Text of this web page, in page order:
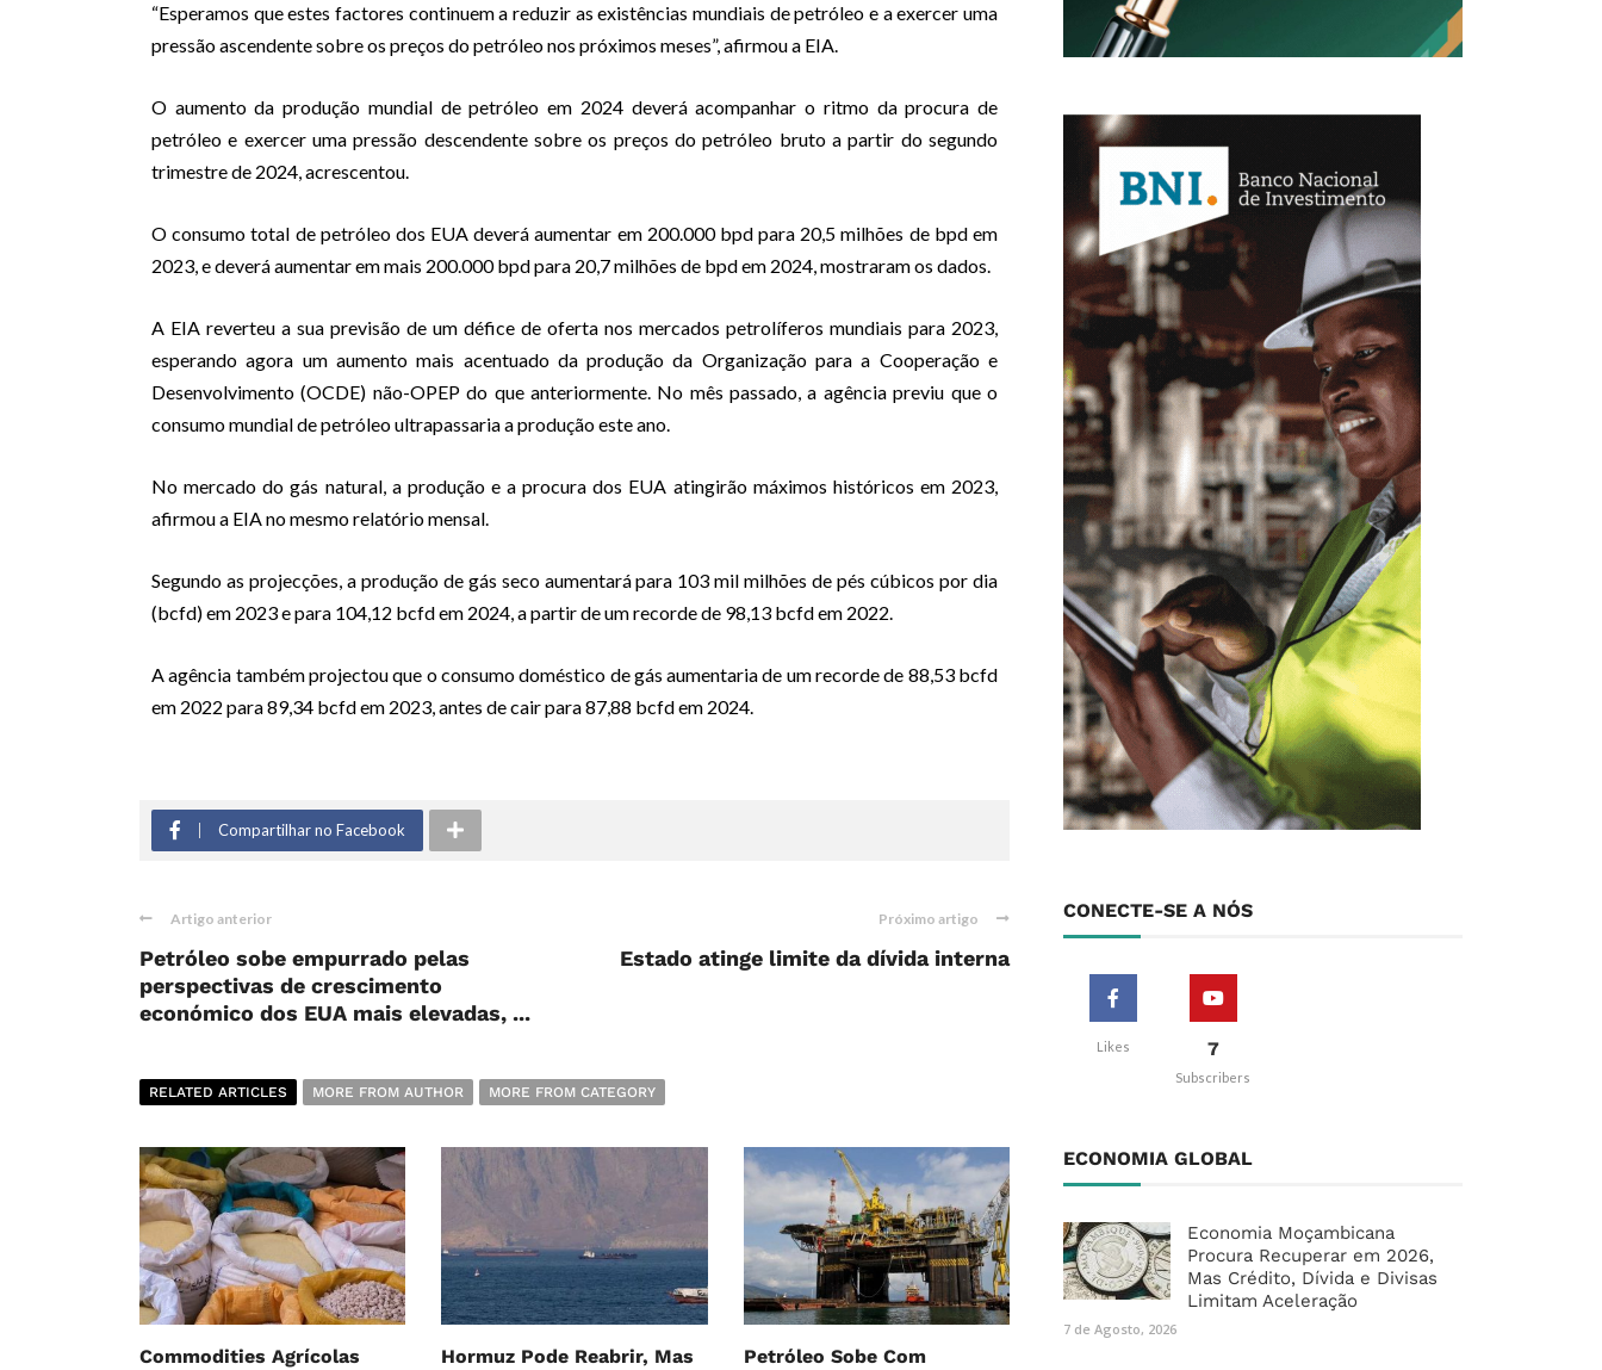
“Esperamos que estes factores continuem a reduzir as existências mundiais de petróleo e a exercer uma
pressão ascendente sobre os preços do petróleo nos próximos meses”, afirmou a EIA.
O aumento da produção mundial de petróleo em 2024 deverá acompanhar o ritmo da procura de
petróleo e exercer uma pressão descendente sobre os preços do petróleo bruto a partir do segundo
trimestre de 2024, acrescentou.
O consumo total de petróleo dos EUA deverá aumentar em 200.000 bpd para 20,5 milhões de bpd em
2023, e deverá aumentar em mais 200.000 bpd para 20,7 milhões de bpd em 2024, mostraram os dados.
A EIA reverteu a sua previsão de um défice de oferta nos mercados petrolíferos mundiais para 2023,
esperando agora um aumento mais acentuado da produção da Organização para a Cooperação e
Desenvolvimento (OCDE) não-OPEP do que anteriormente. No mês passado, a agência previu que o
consumo mundial de petróleo ultrapassaria a produção este ano.
No mercado do gás natural, a produção e a procura dos EUA atingirão máximos históricos em 2023,
afirmou a EIA no mesmo relatório mensal.
Segundo as projecções, a produção de gás seco aumentará para 103 mil milhões de pés cúbicos por dia
(bcfd) em 2023 e para 104,12 bcfd em 2024, a partir de um recorde de 98,13 bcfd em 2022.
A agência também projectou que o consumo doméstico de gás aumentaria de um recorde de 88,53 bcfd
em 2022 para 89,34 bcfd em 2023, antes de cair para 87,88 bcfd em 2024.
Compartilhar no Facebook
Artigo anterior
Petróleo sobe empurrado pelas
perspectivas de crescimento
económico dos EUA mais elevadas, ...
Próximo artigo
Estado atinge limite da dívida interna
RELATED ARTICLES MORE FROM AUTHOR MORE FROM CATEGORY
Commodities Agrícolas
Hormuz Pode Reabrir, Mas
Petróleo Sobe Com
CONECTE-SE A NÓS
Likes 7
Subscribers
ECONOMIA GLOBAL
Economia Moçambicana
Procura Recuperar em 2026,
Mas Crédito, Dívida e Divisas
Limitam Aceleração
7 de Agosto, 2026